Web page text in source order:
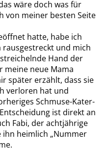
wäre doch was für
von meiner besten Seite
hatte, habe ich
und mich
Hand der
meine neue Mama
später erzählt, dass sie
verloren hat und
Schmuse-Kater-
ist direkt an
Fabi, der achtjährige
ihn heimlich „Nummer